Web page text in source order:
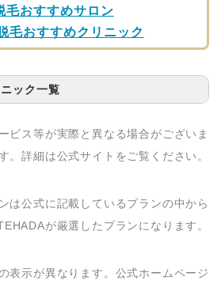
毛おすすめサロン
毛おすすめクリニック
ック一覧
0596-21-0800
0596-23-1561
ビス等が実際と異なる場合がございま
。詳細は公式サイトをご覧ください。
は公式に記載しているプランの中から
が厳選したプランになります。
表示が異なります。公式ホームページ